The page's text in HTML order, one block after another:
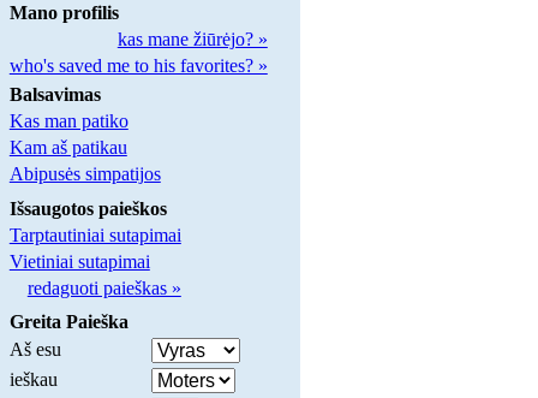
Mano profilis
kas mane žiūrėjo? »
who's saved me to his favorites? »
Balsavimas
Kas man patiko
Kam aš patikau
Abipusės simpatijos
Išsaugotos paieškos
Tarptautiniai sutapimai
Vietiniai sutapimai
redaguoti paieškas »
Greita Paieška
Aš esu
ieškau